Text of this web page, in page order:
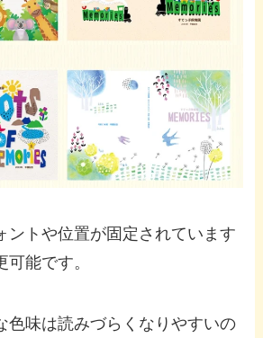
ントや位置が固定されています
能です。
色味は読みづらくなりやすいの